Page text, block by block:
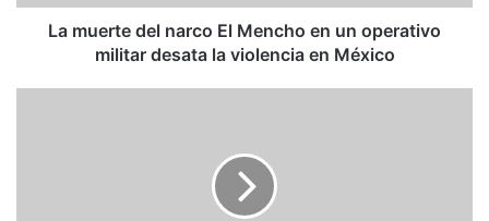
operativo
militarLa muerte del narco El Mencho en un operativo
militar desata la violencia en México